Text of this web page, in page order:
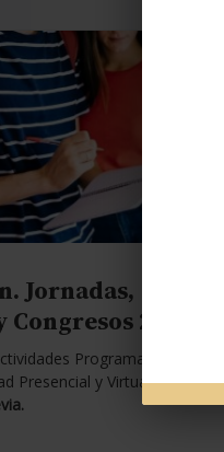
Jornadas,
2026.
Programadas para
Presencial y Virtual.Con